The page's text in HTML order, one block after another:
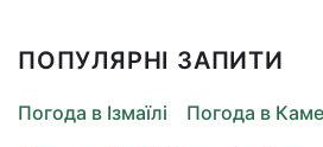
ПОПУЛЯРНІ ЗАПИТИ
Погода в Ізмаїлі
Погода в